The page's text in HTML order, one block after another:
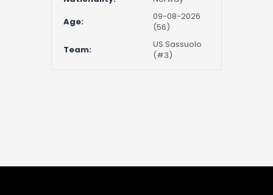
Age:
09-08-2026
(56)
Team:
US Sassuolo
(#3)